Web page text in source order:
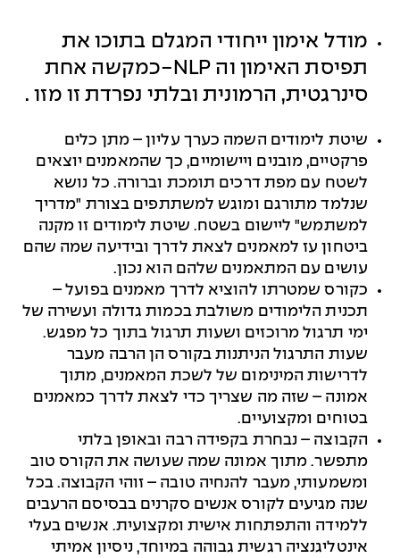
מודל אימון ייחודי המגלם בתוכו את
תפיסת האימון וה -NLPכמקשה אחת
סינרגטית, הרמונית ובלתי נפרדת זו מזו.
שיטת לימודים השמה כערך עליון – מתן כלים
פרקטיים, מובנים ויישומיים, כך שהמאמנים יוצאים
לשטח עם מפת דרכים תומכת וברורה. כל נושא
שנלמד מתורגם ומוגש למשתתפים בצורת "מדריך
למשתמש" ליישום בשטח. שיטת לימודים זו מקנה
ביטחון עז למאמנים לצאת לדרך ובידיעה שמה שהם
עושים עם המתאמנים שלהם הוא נכון.
כקורס שמטרתו להוציא לדרך מאמנים בפועל –
תכנית הלימודים משולבת בכמות גדולה ועשירה של
ימי תרגול מרוכזים ושעות תרגול בתוך כל מפגש.
שעות התרגול הניתנות בקורס הן הרבה מעבר
לדרישות המינימום של לשכת המאמנים, מתוך
אמונה – שזה מה שצריך כדי לצאת לדרך כמאמנים
בטוחים ומקצועיים.
הקבוצה – נבחרת בקפידה רבה ובאופן בלתי
מתפשר. מתוך אמונה שמה שעושה את הקורס טוב
ומשמעותי, מעבר להנחיה טובה – זוהי הקבוצה. בכל
שנה מגיעים לקורס אנשים סקרנים בבסיסם הרעבים
ללמידה והתפתחות אישית ומקצועית. אנשים בעלי
אינטליגנציה רגשית גבוהה במיוחד, ניסיון אמיתי